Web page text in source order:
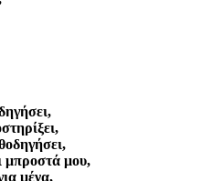
μπροστά μου,
μένα,